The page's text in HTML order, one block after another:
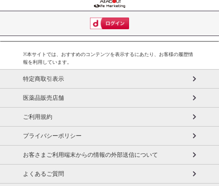
※お申込み後のキャンセルはお受けできません。
記載されている内容を必ずご確認いただき、お届けする商品セット
にご納得いただきましたうえでお申し込みください。
※パッケージ変更や商品リニューアル(成分など含む)等により、参考
の掲載画像や画像内のバーコードなど、お届け商品と多少異なる場
合がございます。
また、[新たな加工食品の原料原産地表示制度]の経過措置期間の終
了により、商品詳細内に記載の原産国・原材料の表記が旧表記の場
合がございます。
あらかじめご了承いただいた上でお申込みください。なお、本理由
によるお申込み後のキャンセル・返品交換は対応いたしかねます。
【お支払いについて】
※送料はお試し費用に含まれております。
※本サイトでは、おすすめのコンテンツを表示するにあたり、お客様の履歴情
報を利用しています。
特定商取引表示
医薬品販売店舗
ご利用規約
プライバシーポリシー
お客さまご利用端末からの情報の外部送信について
よくあるご質問